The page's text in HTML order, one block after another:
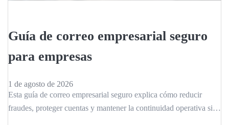
Guía de correo empresarial seguro
para empresas
1 de agosto de 2026
Esta guía de correo empresarial seguro explica cómo reducir
fraudes, proteger cuentas y mantener la continuidad operativa sin